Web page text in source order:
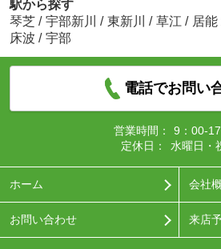
駅から探す
琴芝 / 宇部新川 / 東新川 / 草江 / 居能
床波 / 宇部
電話でお問い
営業時間：
9：00-
定休日：
水曜日・
ホーム 会社
お問い合わせ 来店